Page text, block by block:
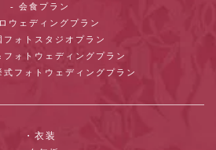
- 会食プラン
ウェディングプラン
ォトスタジオプラン
ォトウェディングプラン
フォトウェディングプラン
・衣装